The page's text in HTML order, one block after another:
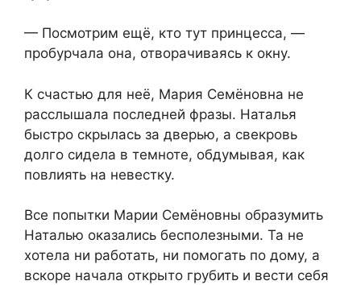
— Посмотрим ещё, кто тут принцесса, —
пробурчала она, отворачиваясь к окну.
К счастью для неё, Мария Семёновна не
расслышала последней фразы. Наталья
быстро скрылась за дверью, а свекровь
долго сидела в темноте, обдумывая, как
повлиять на невестку.
Все попытки Марии Семёновны образумить
Наталью оказались бесполезными. Та не
хотела ни работать, ни помогать по дому, а
вскоре начала открыто грубить и вести себя